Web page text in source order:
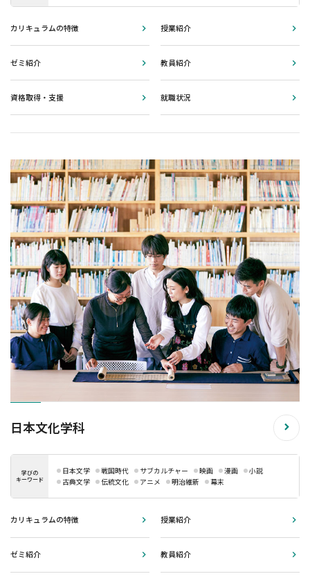
カリキュラムの特徴 授業紹介
ゼミ紹介 教員紹介
資格取得・支援 就職状況
日本文化学科
学びの
キーワード
日本文学 戦国時代 サブカルチャー 映画 漫画
小説
古典文学
伝統文化 アニメ 明治維新 幕末
カリキュラムの特徴 授業紹介
ゼミ紹介 教員紹介